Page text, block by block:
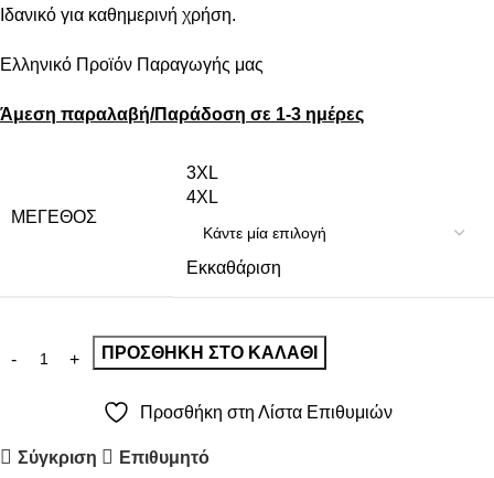
Ιδανικό για καθημερινή χρήση.
Ελληνικό Προϊόν Παραγωγής μας
Άμεση παραλαβή/Παράδοση σε 1-3 ημέρες
ΜΈΓΕΘΟΣ
3XL
4XL
Εκκαθάριση
ΠΡΟΣΘΉΚΗ ΣΤΟ ΚΑΛΆΘΙ
Προσθήκη στη Λίστα Επιθυμιών
Σύγκριση Επιθυμητό